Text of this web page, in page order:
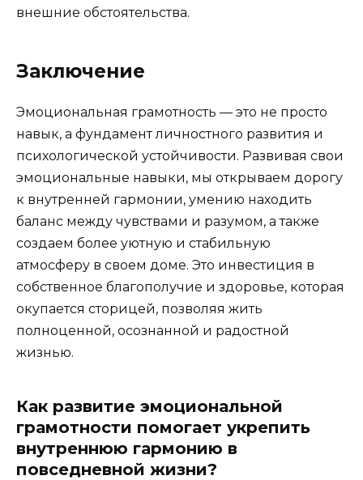
внешние обстоятельства.
Заключение
Эмоциональная грамотность — это не просто
навык, а фундамент личностного развития и
психологической устойчивости. Развивая свои
эмоциональные навыки, мы открываем дорогу
к внутренней гармонии, умению находить
баланс между чувствами и разумом, а также
создаем более уютную и стабильную
атмосферу в своем доме. Это инвестиция в
собственное благополучие и здоровье, которая
окупается сторицей, позволяя жить
полноценной, осознанной и радостной
жизнью.
Как развитие эмоциональной
грамотности помогает укрепить
внутреннюю гармонию в
повседневной жизни?